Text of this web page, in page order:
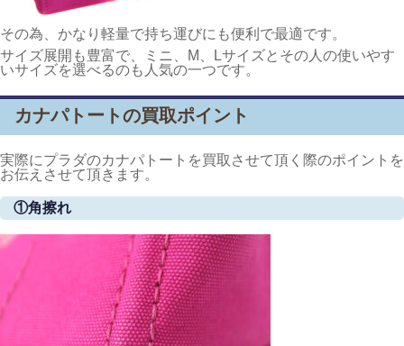
その為、かなり軽量で持ち運びにも便利で最適です。
サイズ展開も豊富で、ミニ、M、Lサイズとその人の使いやす
いサイズを選べるのも人気の一つです。
カナパトートの買取ポイント
実際にプラダのカナパトートを買取させて頂く際のポイントを
お伝えさせて頂きます。
①角擦れ